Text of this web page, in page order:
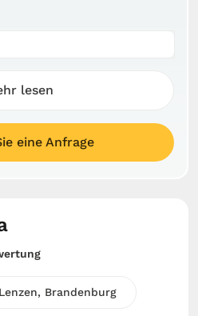
lesen
eine Anfrage
Lenzen, Brandenburg